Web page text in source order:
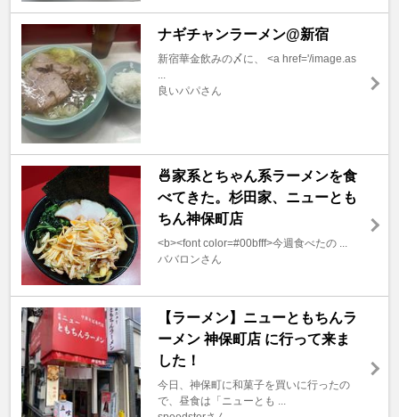
ナギチャンラーメン@新宿
新宿華金飲みの〆に、 <a href='/image.as
...
良いパパさん
🍜家系とちゃん系ラーメンを食
べてきた。杉田家、ニューとも
ちん神保町店
<b><font color=#00bfff>今週食べたの ...
ババロンさん
【ラーメン】ニューともちんラ
ーメン 神保町店 に行って来ま
した！
今日、神保町に和菓子を買いに行ったの
で、昼食は「ニューとも ...